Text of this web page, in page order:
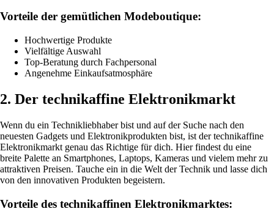
Vorteile der gemütlichen Modeboutique:
Hochwertige Produkte
Vielfältige Auswahl
Top-Beratung durch Fachpersonal
Angenehme Einkaufsatmosphäre
2. Der technikaffine Elektronikmarkt
Wenn du ein Technikliebhaber bist und auf der Suche nach den
neuesten Gadgets und Elektronikprodukten bist, ist der technikaffine
Elektronikmarkt genau das Richtige für dich. Hier findest du eine
breite Palette an Smartphones, Laptops, Kameras und vielem mehr zu
attraktiven Preisen. Tauche ein in die Welt der Technik und lasse dich
von den innovativen Produkten begeistern.
Vorteile des technikaffinen Elektronikmarktes: